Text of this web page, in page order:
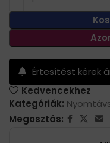
Értesítést kérek
Kedvencekhez
Kategóriák:
Megosztás: